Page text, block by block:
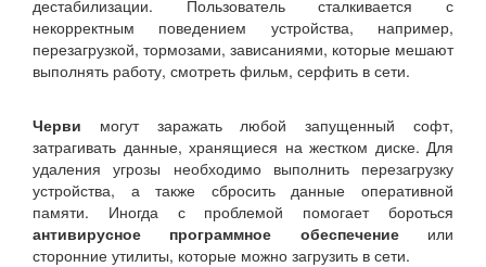
дестабилизации. Пользователь сталкивается с
некорректным поведением устройства, например,
перезагрузкой, тормозами, зависаниями, которые мешают
выполнять работу, смотреть фильм, серфить в сети.
Черви могут заражать любой запущенный софт,
затрагивать данные, хранящиеся на жестком диске. Для
удаления угрозы необходимо выполнить перезагрузку
устройства, а также сбросить данные оперативной
памяти. Иногда с проблемой помогает бороться
антивирусное программное обеспечениеили
сторонние утилиты, которые можно загрузить в сети.